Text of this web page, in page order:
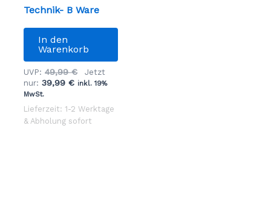
Technik- B Ware
In den
Warenkorb
UVP: 49,99€
Ursprünglicher
Preis
49,99 €
Jetzt
nur: 39,99€Aktueller
39,99 €.
inkl. 19%
MwSt.
Lieferzeit: 1-2 Werktage
& Abholung sofort